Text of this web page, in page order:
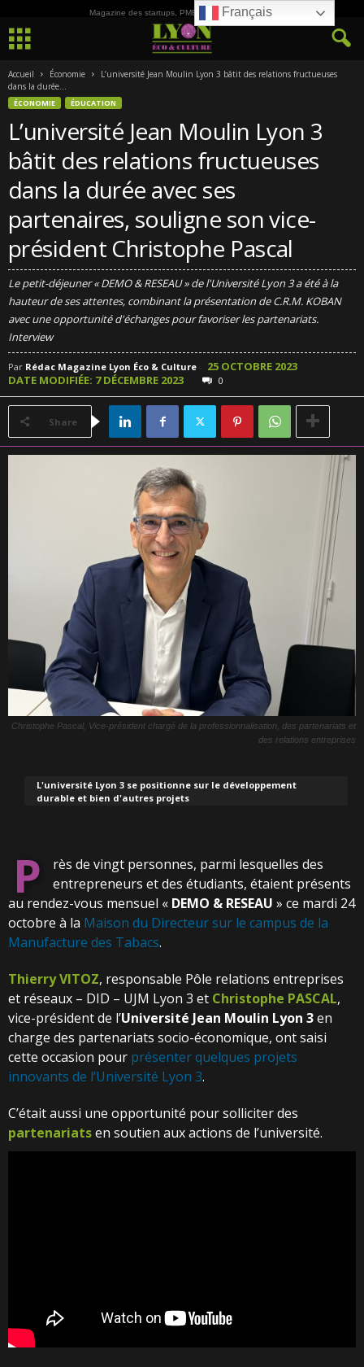
Magazine des startups, PME, ETI et de la Culture
Accueil Économie
L’université Jean Moulin Lyon 3 bâtit des relations fructueuses
dans la durée...
ÉCONOMIE ÉDUCATION
L’université Jean Moulin Lyon 3
bâtit des relations fructueuses
dans la durée avec ses
partenaires, souligne son vice-
président Christophe Pascal
Le petit-déjeuner « DEMO & RESEAU » de l'Université Lyon 3 a été à la
hauteur de ses attentes, combinant la présentation de C.R.M. KOBAN
avec une opportunité d'échanges pour favoriser les partenariats.
Interview
Par Rédac Magazine Lyon Éco & Culture - 25 OCTOBRE 2023
DATE MODIFIÉE: 7 DÉCEMBRE 2023
0
Share
Christophe Pascal, Vice-président chargé de la professionnalisation, des partenariats et
des relations entreprises
L'université Lyon 3 se positionne sur le développement
durable et bien d'autres projets
P
rès de vingt personnes, parmi lesquelles des
entrepreneurs et des étudiants, étaient présents
au rendez-vous mensuel « DEMO & RESEAU » ce mardi 24
octobre à la Maison du Directeur sur le campus de la
Manufacture des Tabacs.
Thierry VITOZ, responsable Pôle relations entreprises
et réseaux – DID – UJM Lyon 3 et Christophe PASCAL,
vice-président de l’Université Jean Moulin Lyon 3en
charge des partenariats socio-économique, ont saisi
cette occasion pour présenter quelques projets
innovants de l’Université Lyon 3.
C’était aussi une opportunité pour solliciter des
partenariatsen soutien aux actions de l’université.
Français